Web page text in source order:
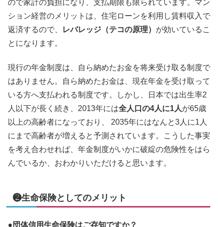
ので家計の負担になり、支払期限も限られています。マン
ション経営のメリットは、住宅ローンを利用し賃料収入で
返済するので、
レバレッジ（テコの原理） が効いているこ
とになります。
現行の年金制度は、自ら納めたお金を将来受け取る制度で
はありません。自ら納めたお金は、現在年金を受け取って
いる方へ支払われる制度です。しかし、日本では出生率2
人以下が長く続き、2013年には全人口の4人に1人が65歳
以上の高齢者になっており、 2035年にはなんと3人に1人
にまで高齢者が増えると予測されています。こうした事実
を考え合わせれば、年金制度がいかに破綻の危険性をはら
んでいるか、おわかりいただけると思います。
❷生命保険としてのメリット
● 団体信用生命保険はご存知ですか？